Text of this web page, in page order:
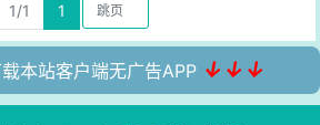
1/1 1
本站客户端无广告APP ↓↓↓